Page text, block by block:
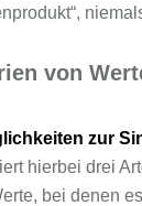
von
zur
hierbei drei
bei denen